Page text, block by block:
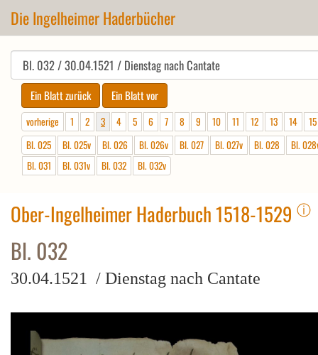
Die Ingelheimer Haderbücher
vorherige 1 2 3 4 5 6 7 8 9 10 11 12 13 14
15
Bl. 025
Bl. 025v Bl. 026 Bl. 026v Bl. 027 Bl. 027v Bl. 028
Bl.
Bl. 031
Bl. 031v Bl. 032 Bl. 032v
Ober-Ingelheimer Haderbuch 1518-1529 ⓘ
Bl. 032
30.04.1521 / Dienstag nach Cantate